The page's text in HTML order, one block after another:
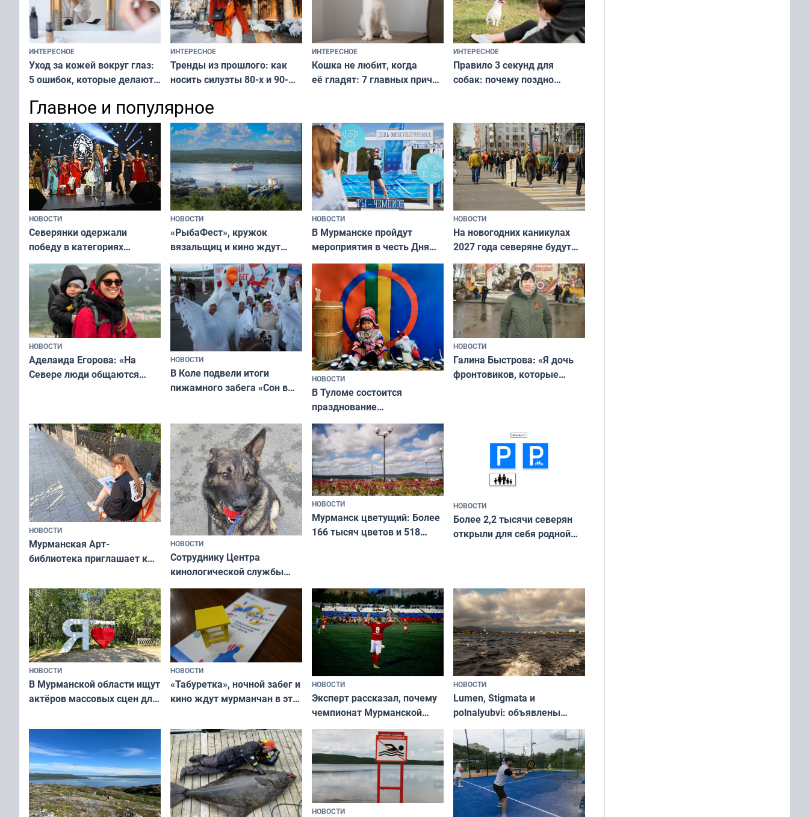
ИНТЕРЕСНОЕ
Уход за кожей вокруг глаз:
5 ошибок, которые делают
и вернуть свежий взгляд
без дорогих средств
ИНТЕРЕСНОЕ
Тренды из прошлого: как
носить силуэты 80-х и 90-
современно и стильно без
переплат
ИНТЕРЕСНОЕ
Кошка не любит, когда
её гладят: 7 главных причин
независимому питомцу
ИНТЕРЕСНОЕ
Правило 3 секунд для
собак: почему поздно
питомцу всё сразу и без
криков
Главное и популярное
НОВОСТИ
Северянки одержали
победу в категориях
всероссийского конкурса
«Мисс и Миссис Великая
Русь»
НОВОСТИ
«РыбаФест», кружок
вязальщиц и кино ждут
мурманчан в эти выходные
НОВОСТИ
В Мурманске пройдут
мероприятия в честь Дня
физкультурника
НОВОСТИ
На новогодних каникулах
2027 года северяне будут
отдыхать 11 дней
НОВОСТИ
Аделаида Егорова: «На
Севере люди общаются
НОВОСТИ
В Коле подвели итоги
пижамного забега «Сон в
НОВОСТИ
В Туломе состоится
празднование
Международного дня
коренных народов мира
НОВОСТИ
Галина Быстрова: «Я дочь
фронтовиков, которые
НОВОСТИ
Мурманская Арт-
библиотека приглашает к
и фотографов
НОВОСТИ
Сотруднику Центра
кинологической службы
ищут новый дом
НОВОСТИ
Мурманск цветущий: Более
166 тысяч цветов и 518
НОВОСТИ
Более 2,2 тысячи северян
открыли для себя родной
НОВОСТИ
В Мурманской области ищут
актёров массовых сцен для
короткометражном фильме
НОВОСТИ
«Табуретка», ночной забег и
кино ждут мурманчан в эти
НОВОСТИ
Эксперт рассказал, почему
чемпионат Мурманской
области по футболу остался
незамеченным
НОВОСТИ
Lumen, Stigmata и
polnalyubvi: объявлены
хедлайнеры фестиваля
«Имандра» в 2026 года
НОВОСТИ